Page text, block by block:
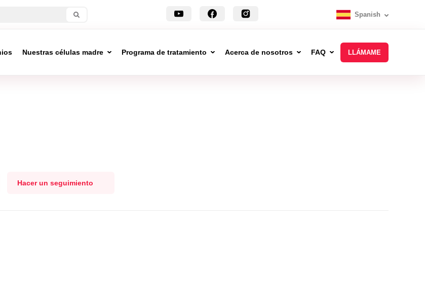
Spanish
Nuestras células madre Programa de tratamiento Acerca de nosotros FAQ LLÁMAME
Hacer un seguimiento